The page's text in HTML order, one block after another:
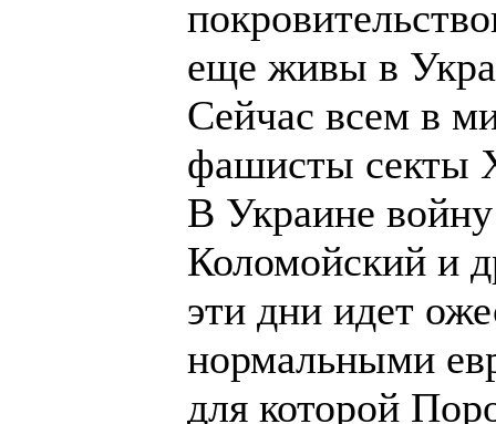
еще живы в
Сейчас всем в
фашисты секты
В Украине войну
Коломойский и
эти дни идет
нормальными
для которой